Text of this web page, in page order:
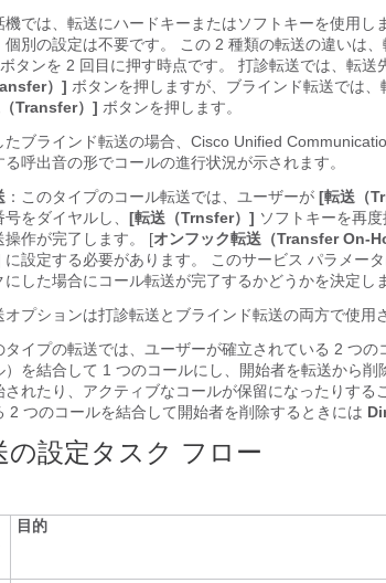
機では、転送にハードキーまたはソフトキーを使用し
個別の設定は不要です。 この 2 種類の転送の違いは
ボタンを 2 回目に押す時点です。 打診転送では、転送
）] ボタンを押しますが、ブラインド転送では
Transfer）] ボタンを押します。
ブラインド転送の場合、 Cisco Unified
呼出音の形でコールの進行状況が示されます。
：このタイプのコール転送では、ユーザーが [転送（
をダイヤルし、 [転送（Trnsfer）] ソフトキーを再
操作が完了します。 [オンフック転送（Transfer On-
に設定する必要があります。 このサービス パラメー
した場合にコール転送が完了するかどうかを決定し
プションは打診転送とブラインド転送の両方で使用
タイプの転送では、ユーザーが確立されている 2 つ
）を結合して 1 つのコールにし、開始者を転送から
れたり、アクティブなコールが保留になったりする
2 つのコールを結合して開始者を削除するときには
の設定タスク フロー
目的